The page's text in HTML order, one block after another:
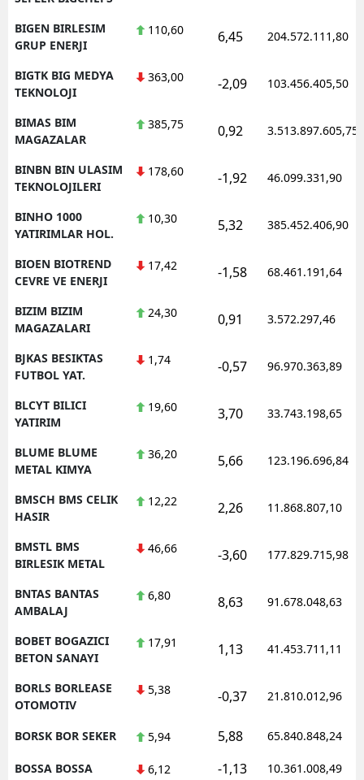
BIGEN BIRLESIM
GRUP ENERJI
110,60 6,45 204.572.111,80
BIGTK BIG MEDYA
TEKNOLOJI
363,00 -2,09 103.456.405,50
BIMAS BIM
MAGAZALAR
385,75 0,92 3.513.897.605,75
BINBN BIN ULASIM
TEKNOLOJILERI
178,60 -1,92 46.099.331,90
BINHO 1000
YATIRIMLAR HOL.
10,30 5,32 385.452.406,90
BIOEN BIOTREND
CEVRE VE ENERJI
17,42 -1,58 68.461.191,64
BIZIM BIZIM
MAGAZALARI
24,30 0,91 3.572.297,46
BJKAS BESIKTAS
FUTBOL YAT.
1,74 -0,57 96.970.363,89
BLCYT BILICI
YATIRIM
19,60 3,70 33.743.198,65
BLUME BLUME
METAL KIMYA
36,20 5,66 123.196.696,84
BMSCH BMS CELIK
HASIR
12,22 2,26 11.868.807,10
BMSTL BMS
BIRLESIK METAL
46,66 -3,60 177.829.715,98
BNTAS BANTAS
AMBALAJ
6,80 8,63 91.678.048,63
BOBET BOGAZICI
BETON SANAYI
17,91 1,13 41.453.711,11
BORLS BORLEASE
OTOMOTIV
5,38 -0,37 21.810.012,96
BORSK BOR SEKER 5,94 5,88 65.840.848,24
BOSSA BOSSA 6,12 -1,13 10.361.008,49